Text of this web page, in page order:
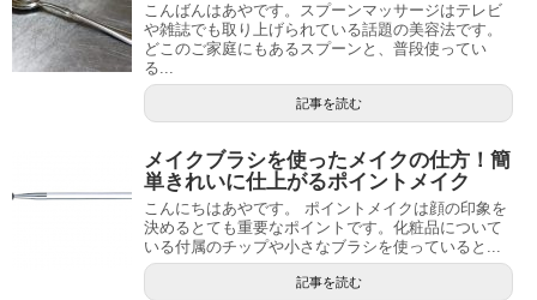
こんばんはあやです。スプーンマッサージはテレビ
や雑誌でも取り上げられている話題の美容法です。
どこのご家庭にもあるスプーンと、普段使ってい
る...
記事を読む
メイクブラシを使ったメイクの仕方！簡
単きれいに仕上がるポイントメイク
こんにちはあやです。 ポイントメイクは顔の印象を
決めるとても重要なポイントです。化粧品について
いる付属のチップや小さなブラシを使っていると...
記事を読む